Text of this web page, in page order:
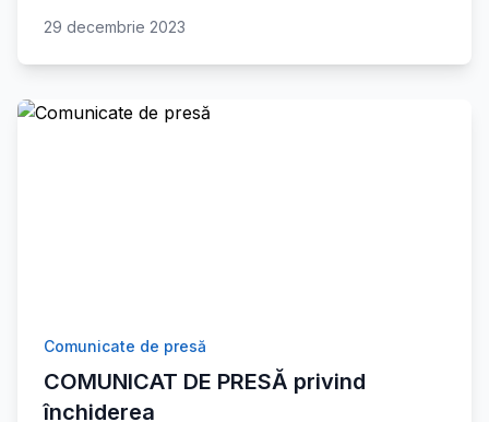
29 decembrie 2023
Comunicate de presă
COMUNICAT DE PRESĂ privind
închiderea